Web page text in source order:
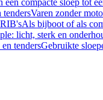
een compacte sloep tot
tendersVaren zonder
Als bijboot of als
licht, sterk en
tendersGebruikte